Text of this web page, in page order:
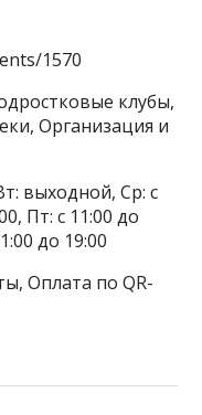
1570
клубы,
Организация и
выходной, Ср: с
Пт: с 11:00 до
до 19:00
Оплата по QR-